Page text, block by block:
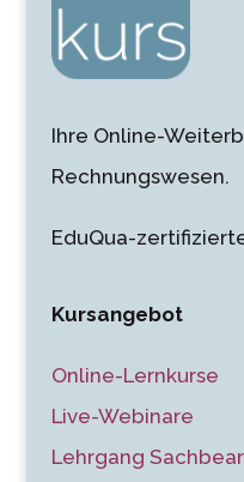
Ihre Online-
Rechnungswesen.
EduQua-
Kursangebot
Online-Lernkurse
Live-Webinare
Lehrgang